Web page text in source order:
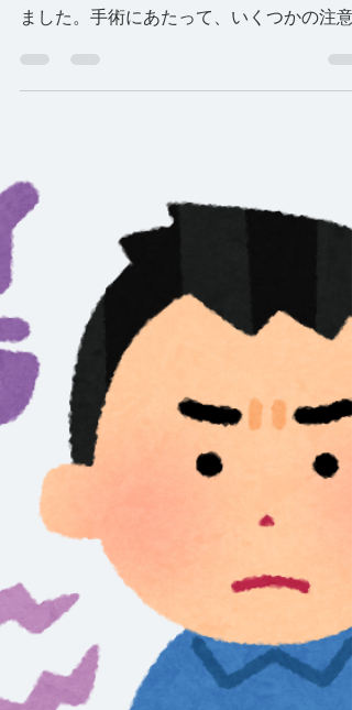
除く」
ここ数年、総合病院の口腔外科に通ってい
す。歯根の治療のために昨年夏に手術を受
た。少し待たされた後に担当医が現れ「所
の時間に遅れたので、今日の手術はキ...